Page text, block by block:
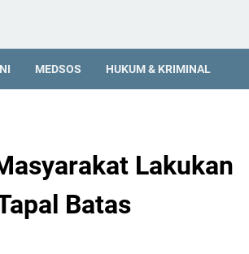
MEDSOS HUKUM & KRIMINAL
Lakukan
Batas